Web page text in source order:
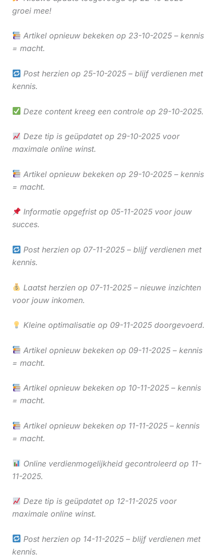
groei mee!
Artikel opnieuw bekeken op 23-10-2025 – kennis
= macht.
Post herzien op 25-10-2025 – blijf verdienen met
kennis.
Deze content kreeg een controle op 29-10-2025.
Deze tip is geüpdatet op 29-10-2025 voor
maximale online winst.
Artikel opnieuw bekeken op 29-10-2025 – kennis
= macht.
Informatie opgefrist op 05-11-2025 voor jouw
succes.
Post herzien op 07-11-2025 – blijf verdienen met
kennis.
Laatst herzien op 07-11-2025 – nieuwe inzichten
voor jouw inkomen.
Kleine optimalisatie op 09-11-2025 doorgevoerd.
Artikel opnieuw bekeken op 09-11-2025 – kennis
= macht.
Artikel opnieuw bekeken op 10-11-2025 – kennis
= macht.
Artikel opnieuw bekeken op 11-11-2025 – kennis
= macht.
Online verdienmogelijkheid gecontroleerd op 11-
11-2025.
Deze tip is geüpdatet op 12-11-2025 voor
maximale online winst.
Post herzien op 14-11-2025 – blijf verdienen met
kennis.